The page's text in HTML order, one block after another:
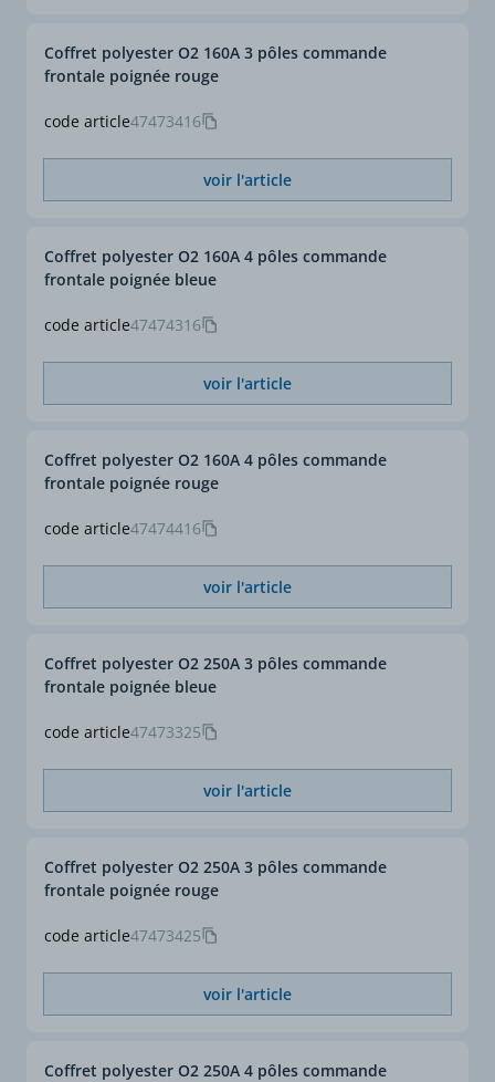
code article47473416
Coffret polyester O2 160A 3 pôles commande
frontale poignée rouge
voir l'article
code article47474316
Coffret polyester O2 160A 4 pôles commande
frontale poignée bleue
voir l'article
code article47474416
Coffret polyester O2 160A 4 pôles commande
frontale poignée rouge
voir l'article
code article47473325
Coffret polyester O2 250A 3 pôles commande
frontale poignée bleue
voir l'article
code article47473425
Coffret polyester O2 250A 3 pôles commande
frontale poignée rouge
voir l'article
Coffret polyester O2 250A 4 pôles commande